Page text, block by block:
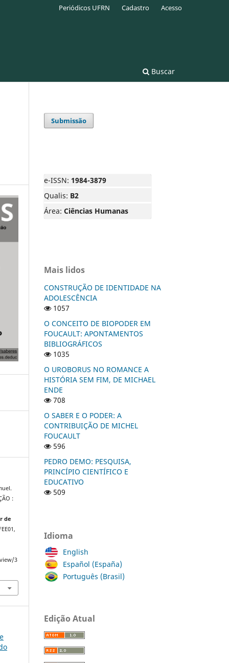
Buscar
Periódicos UFRN Cadastro Acesso
:
de
3
Submissão
e-ISSN: 1984-3879
Qualis: B2
Área: Ciências Humanas
Mais lidos
CONSTRUÇÃO DE IDENTIDADE NA
ADOLESCÊNCIA
1057
O CONCEITO DE BIOPODER EM
FOUCAULT: APONTAMENTOS
BIBLIOGRÁFICOS
1035
O UROBORUS NO ROMANCE A
HISTÓRIA SEM FIM, DE MICHAEL
ENDE
708
O SABER E O PODER: A
CONTRIBUIÇÃO DE MICHEL
FOUCAULT
596
PEDRO DEMO: PESQUISA,
PRINCÍPIO CIENTÍFICO E
EDUCATIVO
509
Idioma
English
Español (España)
Português (Brasil)
Edição Atual